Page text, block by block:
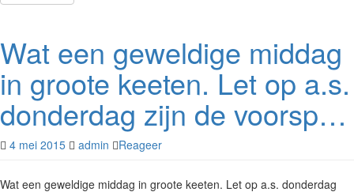
Wat een geweldige middag
in groote keeten. Let op a.s.
donderdag zijn de voorsp…
4 mei 2015 admin Reageer
Wat een geweldige middag in groote keeten. Let op a.s. donderdag